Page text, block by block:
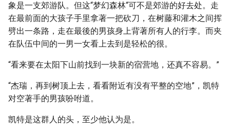
象是一支郊游队。但这“梦幻森林“可不是郊游的好去处。走
在最前面的大孩子手里拿著一把砍刀，在树藤和灌木之间挥
劈出一条路，走在最後的男孩身上背著所有人的行李。而夹
在队伍中间的一男一女看上去到是轻松的很。
“看来要在太阳下山前找到一块新的宿营地，还真不容易。”
“杰瑞，再到树顶上去，看看附近有没有平整的空地”，凯特
对空著手的男孩吩咐道。
凯特是这群人的头，至少他认为是。